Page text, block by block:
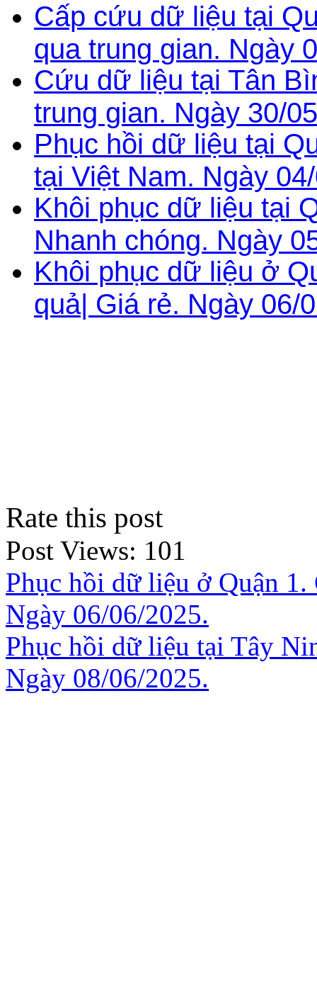
Cấp cứu dữ liệu tại
qua trung gian. Ngày
Cứu dữ liệu tại Tân
trung gian. Ngày 30/
Phục hồi dữ liệu tại
tại Việt Nam. Ngày
Khôi phục dữ liệu tại
Nhanh chóng. Ngày
Khôi phục dữ liệu ở
quả| Giá rẻ. Ngày 06/
Rate this post
Post Views: 101
Phục hồi dữ liệu ở Quận
Ngày 06/06/2025.
Phục hồi dữ liệu tại Tây
Ngày 08/06/2025.